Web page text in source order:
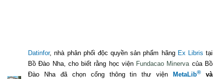
Datinfor, nhà phân phối độc quyền sản phẩm hãng Ex Libris tại
Bồ Đào Nha, cho biết rằng học viện Fundacao Minervacủa Bồ
Đào Nha đã chọn cổng thông tin thư viện
MetaLib®
và